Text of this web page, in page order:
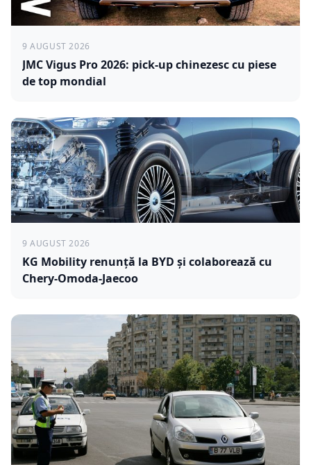
9 AUGUST 2026
JMC Vigus Pro 2026: pick-up chinezesc cu piese
de top mondial
9 AUGUST 2026
KG Mobility renunță la BYD și colaborează cu
Chery-Omoda-Jaecoo